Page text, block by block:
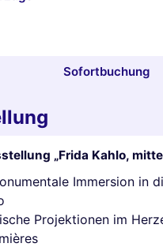
Sofortbuchung
„Frida Kahlo,
Immersion in
Projektionen im